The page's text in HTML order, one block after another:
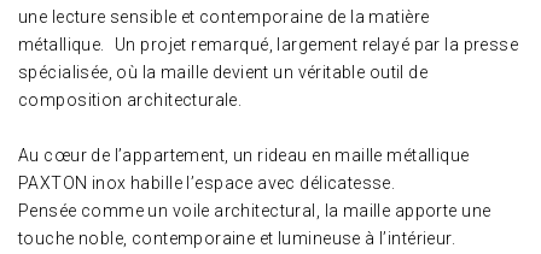
une lecture sensible et contemporaine de la matière
métallique. Un projet remarqué, largement relayé par la presse
spécialisée, où la maille devient un véritable outil de
composition architecturale.
Au cœur de l’appartement, un rideau en maille métallique
PAXTON inox habille l’espace avec délicatesse.
Pensée comme un voile architectural, la maille apporte une
touche noble, contemporaine et lumineuse à l’intérieur.